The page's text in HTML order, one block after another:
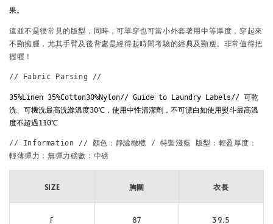
果。
這並不是很常見的版型，同時，可單穿也可當小外套著用中等厚度，穿起來
不顯擁腫，尤其手臂及後背處是經得起時間考驗的經典及顯瘦。非常值得把
握喔！
// Fabric Parsing //
35%Linen 35%Cotton30%Nylon// Guide to Laundry Labels// 可乾
洗、可機洗最高洗滌溫度30℃，使用中性清潔劑，不可漂白如使用熨斗最高溫
度不超過110℃
// Information // 顏色：靜謐橄欖 / 特製淺藍 版型：輕盈厚度：
輕薄彈力：無彈力磅數：中磅
SIZE 胸圍 衣長
F 87 39.5